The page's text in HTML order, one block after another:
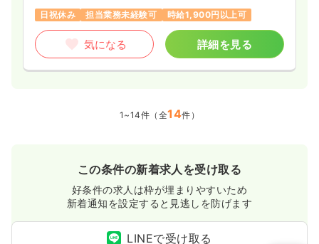
日祝休み
担当業務未経験可 時給1,900円以上可
気になる 詳細を見る
1~14件（全14件）
この条件の新着求人を受け取る
好条件の求人は枠が埋まりやすいため
新着通知を設定すると見逃しを防げます
LINEで受け取る